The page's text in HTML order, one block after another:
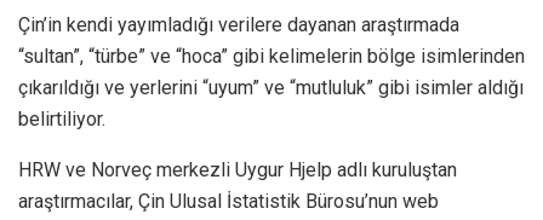
Çin’in kendi yayımladığı verilere dayanan araştırmada
“sultan”, “türbe” ve “hoca” gibi kelimelerin bölge isimlerinden
çıkarıldığı ve yerlerini “uyum” ve “mutluluk” gibi isimler aldığı
belirtiliyor.
HRW ve Norveç merkezli Uygur Hjelp adlı kuruluştan
araştırmacılar, Çin Ulusal İstatistik Bürosu’nun web